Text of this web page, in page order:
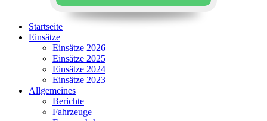
Startseite
Einsätze
Einsätze 2026
Einsätze 2025
Einsätze 2024
Einsätze 2023
Allgemeines
Berichte
Fahrzeuge